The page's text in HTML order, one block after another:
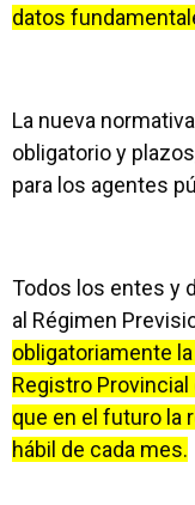
datos
La nueva
obligatorio y
para los agentes
Todos los entes y
al Régimen
obligatoriamente
Registro Provincial
que en el futuro la
hábil de cada mes.